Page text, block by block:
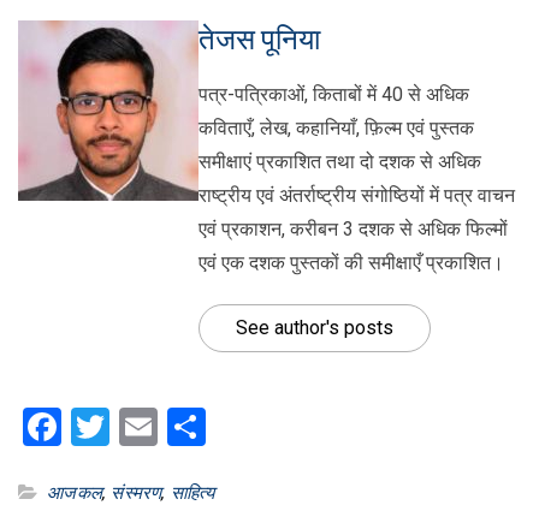
तेजस पूनिया
पत्र-पत्रिकाओं, किताबों में 40 से अधिक
कविताएँ, लेख, कहानियाँ, फ़िल्म एवं पुस्तक
समीक्षाएं प्रकाशित तथा दो दशक से अधिक
राष्ट्रीय एवं अंतर्राष्ट्रीय संगोष्ठियों में पत्र वाचन
एवं प्रकाशन, करीबन 3 दशक से अधिक फिल्मों
एवं एक दशक पुस्तकों की समीक्षाएँ प्रकाशित।
See author's posts
Facebook
Twitter
Email
आजकल, संस्मरण, साहित्य